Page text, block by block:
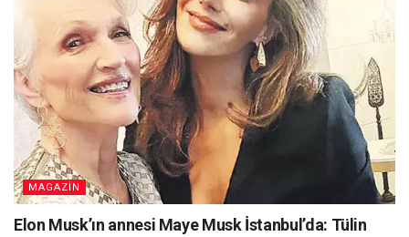
MAGAZİN
Elon Musk’ın annesi Maye Musk İstanbul’da: Tülin